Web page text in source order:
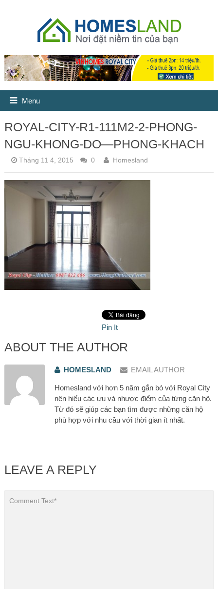
Menu
ROYAL-CITY-R1-111M2-2-PHONG-
NGU-KHONG-DO—PHONG-KHACH
Tháng 11 4, 2015 0 Homesland
Pin It
ABOUT THE AUTHOR
HOMESLAND EMAIL AUTHOR
Homesland với hơn 5 năm gắn bó với Royal City
nên hiểu các ưu và nhược điểm của từng căn hộ.
Từ đó sẽ giúp các bạn tìm được những căn hộ
phù hợp với nhu cầu với thời gian ít nhất.
LEAVE A REPLY